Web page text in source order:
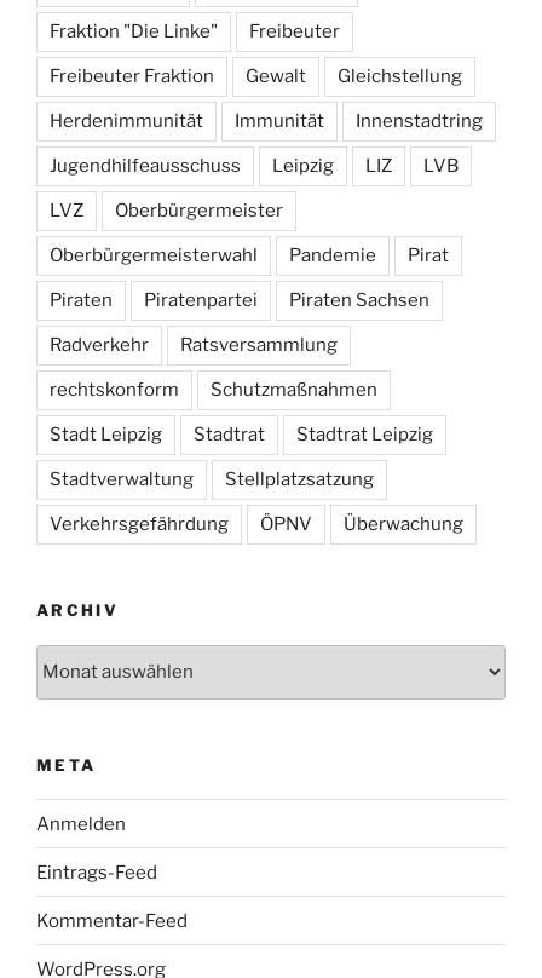
Fraktion "Die Linke" Freibeuter
Freibeuter Fraktion Gewalt Gleichstellung
Herdenimmunität Immunität Innenstadtring
Jugendhilfeausschuss Leipzig LIZ LVB
LVZ Oberbürgermeister
Oberbürgermeisterwahl Pandemie Pirat
Piraten Piratenpartei Piraten Sachsen
Radverkehr Ratsversammlung
rechtskonform Schutzmaßnahmen
Stadt Leipzig Stadtrat Stadtrat Leipzig
Stadtverwaltung Stellplatzsatzung
Verkehrsgefährdung ÖPNV Überwachung
ARCHIV
META
Anmelden
Eintrags-Feed
Kommentar-Feed
WordPress.org